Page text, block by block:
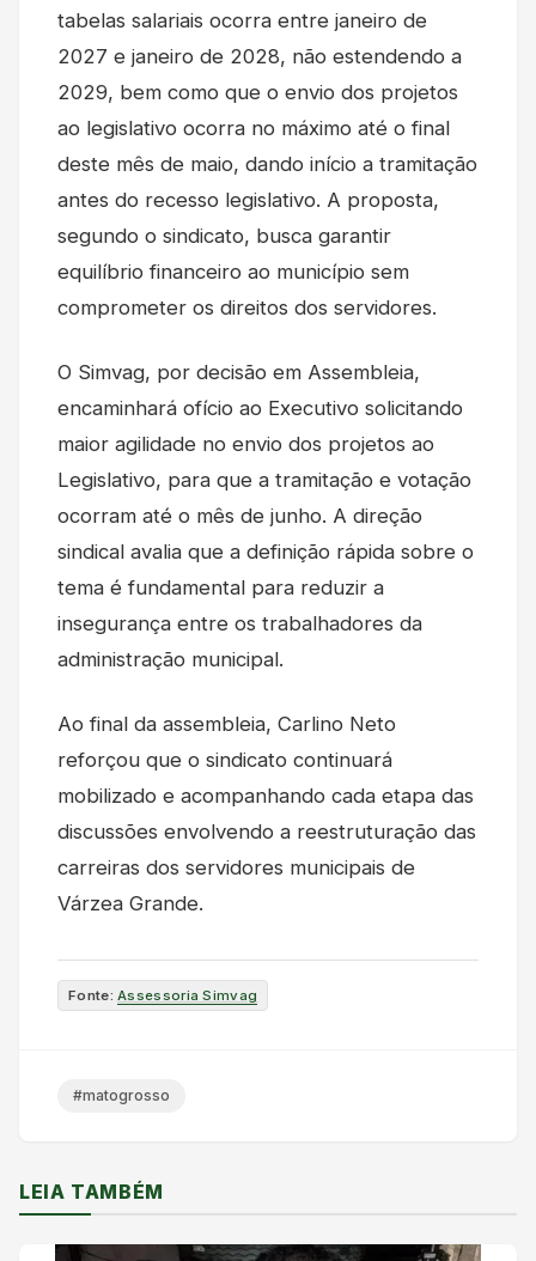
tabelas salariais ocorra entre janeiro de
2027 e janeiro de 2028, não estendendo a
2029, bem como que o envio dos projetos
ao legislativo ocorra no máximo até o final
deste mês de maio, dando início a tramitação
antes do recesso legislativo. A proposta,
segundo o sindicato, busca garantir
equilíbrio financeiro ao município sem
comprometer os direitos dos servidores.
O Simvag, por decisão em Assembleia,
encaminhará ofício ao Executivo solicitando
maior agilidade no envio dos projetos ao
Legislativo, para que a tramitação e votação
ocorram até o mês de junho. A direção
sindical avalia que a definição rápida sobre o
tema é fundamental para reduzir a
insegurança entre os trabalhadores da
administração municipal.
Ao final da assembleia, Carlino Neto
reforçou que o sindicato continuará
mobilizado e acompanhando cada etapa das
discussões envolvendo a reestruturação das
carreiras dos servidores municipais de
Várzea Grande.
Fonte: Assessoria Simvag
#matogrosso
LEIA TAMBÉM